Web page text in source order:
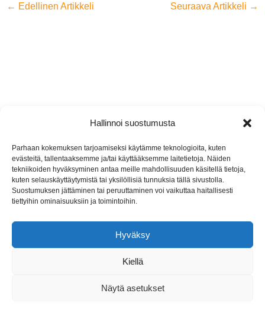
Hallinnoi suostumusta
Parhaan kokemuksen tarjoamiseksi käytämme teknologioita, kuten
evästeitä, tallentaaksemme ja/tai käyttääksemme laitetietoja. Näiden
tekniikoiden hyväksyminen antaa meille mahdollisuuden käsitellä tietoja,
kuten selauskäyttäytymistä tai yksilöllisiä tunnuksia tällä sivustolla.
Suostumuksen jättäminen tai peruuttaminen voi vaikuttaa haitallisesti
tiettyihin ominaisuuksiin ja toimintoihin.
Hyväksy
Kiellä
Näytä asetukset
← Edellinen Artikkeli Seuraava Artikkeli →
Jyremark Oy
Jämsänkoskentie 2, 42440 Koskenpää
(014) 767 130
info@jyremark.fi